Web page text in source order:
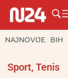
NAJNOVIJE BIH
Sport, Tenis